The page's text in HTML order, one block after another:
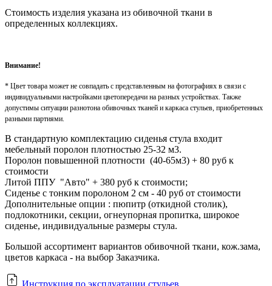
Стоимость изделия указана из обивочной ткани в
определенных коллекциях.
Внимание!
* Цвет товара может не совпадать с представленным на фотографиях в связи с
индивидуальными настройками цветопередачи на разных устройствах. Также
допустимы ситуации разнотона обивочных тканей и каркаса стульев, приобретенных
разными партиями.
В стандартную комплектацию сиденья стула входит
мебельный поролон плотностью 25-32 м3.
Поролон повышенной плотности (40-65м3) + 80 руб к
стоимости
Литой ППУ "Авто" + 380 руб к стоимости;
Сиденье с тонким поролоном 2 см - 40 руб от стоимости
Дополнительные опции : пюпитр (откидной столик),
подлокотники, секции, огнеупорная пропитка, широкое
сиденье, индивидуальные размеры стула.
Большой ассортимент вариантов обивочной ткани, кож.зама,
цветов каркаса - на выбор Заказчика.
Инструкция по эксплуатации стульев